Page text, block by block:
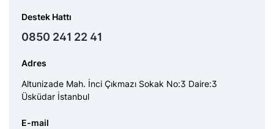
Destek Hattı
0850 241 22 41
Adres
Altunizade Mah. İnci Çıkmazı Sokak No:3 Daire:3
Üsküdar İstanbul
E-mail